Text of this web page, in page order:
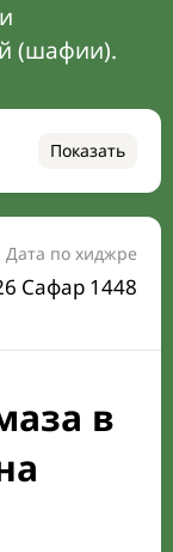
(шафии).
Показать
Дата по хиджре
Сафар 1448
в